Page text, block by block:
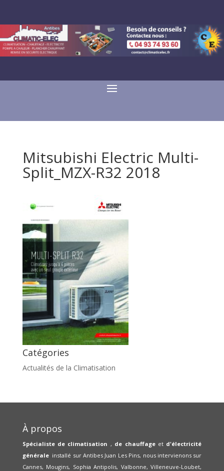
Mitsubishi Electric Multi-
Split_MZX-R32 2018
Catégories
Actualités de la Climatisation
À propos
Spécialiste de climatisation , de chauffageet d'électricité
générale installé sur Antibes Juan Les Pins, nous intervienons sur
Cannes, Mougins, Sophia Antipolis, Valbonne, Villeneuve-Loubet,